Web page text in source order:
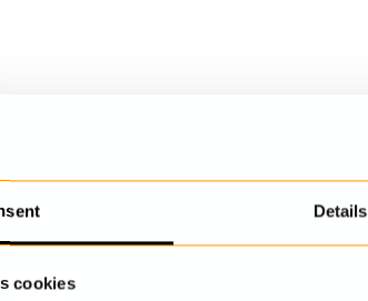
Details
cookies